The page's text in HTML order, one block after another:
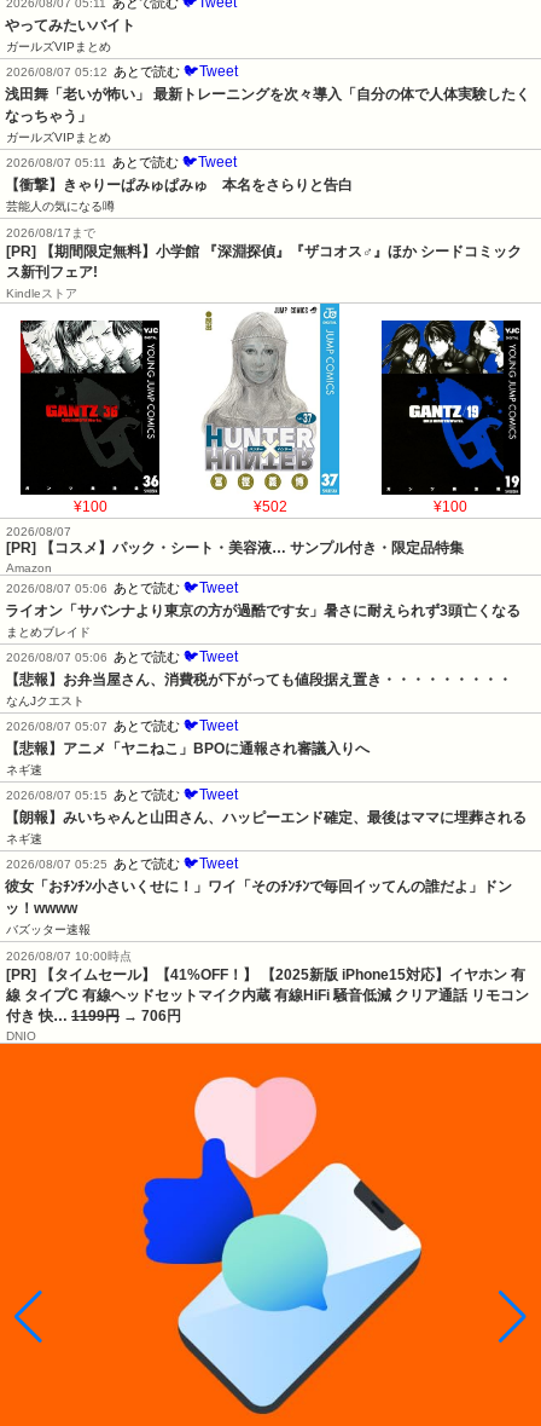
2026/08/07 05:11
やってみたいバイト
ガールズVIPまとめ
2026/08/07 05:12
あとで読む 🐦Tweet
浅田舞「老いが怖い」 最新トレーニングを次々導入「自分の体で人体実験したく
なっちゃう」
ガールズVIPまとめ
2026/08/07 05:11
あとで読む 🐦Tweet
【衝撃】きゃりーぱみゅぱみゅ　本名をさらりと告白
芸能人の気になる噂
2026/08/17まで
[PR] 【期間限定無料】小学館 『深淵探偵』『ザコオス♂』ほか シードコミック
ス新刊フェア!
Kindleストア
¥100 ¥502 ¥100
2026/08/07
[PR] 【コスメ】パック・シート・美容液… サンプル付き・限定品特集
Amazon
2026/08/07 05:06
あとで読む 🐦Tweet
ライオン「サバンナより東京の方が過酷です女」暑さに耐えられず3頭亡くなる
まとめブレイド
2026/08/07 05:06
あとで読む 🐦Tweet
【悲報】お弁当屋さん、消費税が下がっても値段据え置き・・・・・・・・・
なんJクエスト
2026/08/07 05:07
あとで読む 🐦Tweet
【悲報】アニメ「ヤニねこ」BPOに通報され審議入りへ
ネギ速
2026/08/07 05:15
あとで読む 🐦Tweet
【朗報】みいちゃんと山田さん、ハッピーエンド確定、最後はママに埋葬される
ネギ速
2026/08/07 05:25
あとで読む 🐦Tweet
彼女「おﾁﾝﾁﾝ小さいくせに！」ワイ「そのﾁﾝﾁﾝで毎回イッてんの誰だよ」ドン
ッ！wwww
バズッター速報
2026/08/07 10:00時点
[PR] 【タイムセール】【41%OFF！】 【2025新版 iPhone15対応】イヤホン 有
線 タイプC 有線ヘッドセットマイク内蔵 有線HiFi 騒音低減 クリア通話 リモコン
付き 快… 1199円 → 706円
DNIO